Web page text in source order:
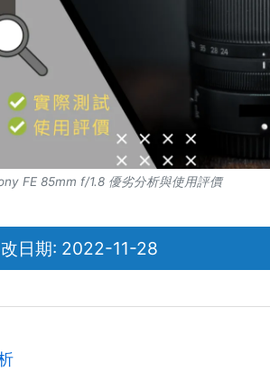
FE 85mm f/1.8 優劣分析與使用評價
日期: 2022-11-28